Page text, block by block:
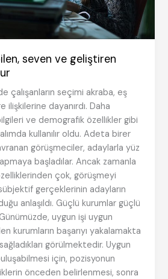
seven ve geliştiren
çalışanların seçimi akraba, eş
ilişkilerine dayanırdı. Daha
ve demografik özellikler gibi
kullanılır oldu. Adeta birer
görüşmeciler, adaylarla yüz
başladılar. Ancak zamanla
çok, görüşmeyi
gerçeklerinin adayların
anlaşıldı. Güçlü kurumlar güçlü
uygun işi uygun
kurumların başarıyı yakalamakta
görülmektedir. Uygun
için, pozisyonun
önceden belirlenmesi, sonra